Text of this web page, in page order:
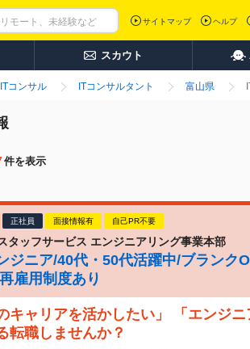
サイトマップ ヘルプ
スカウト
コンサル ITコンサルタント 富山県
件を表示
正社員 面接情報有 自己PR不要
タッフサービス エンジニアリング事業本部
ジニア/40代・50代活躍中/ブランク
雇用制度あり
キャリアを活かしたい」 「エンジ
転職しませんか？